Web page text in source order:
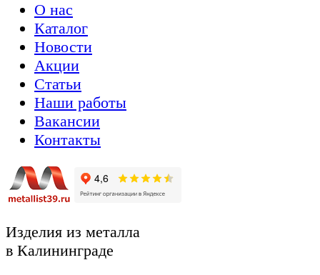
О нас
Каталог
Новости
Акции
Статьи
Наши работы
Вакансии
Контакты
Изделия из металла
в Калининграде